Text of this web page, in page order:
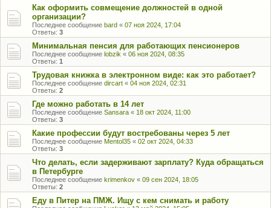
Как оформить совмещение должностей в одной
организации?
Последнее сообщение bard « 07 ноя 2024, 17:04
Ответы: 3
Минимальная пенсия для работающих пенсионеров
Последнее сообщение lobzik « 06 ноя 2024, 08:35
Ответы: 1
Трудовая книжка в электронном виде: как это работает?
Последнее сообщение dircart « 04 ноя 2024, 02:31
Ответы: 2
Где можно работать в 14 лет
Последнее сообщение Sansara « 18 окт 2024, 11:00
Ответы: 3
Какие профессии будут востребованы через 5 лет
Последнее сообщение Mentol35 « 02 окт 2024, 04:33
Ответы: 3
Что делать, если задерживают зарплату? Куда обращаться
в Петербурге
Последнее сообщение krimenkov « 09 сен 2024, 18:05
Ответы: 2
Еду в Питер на ПМЖ. Ищу с кем снимать и работу